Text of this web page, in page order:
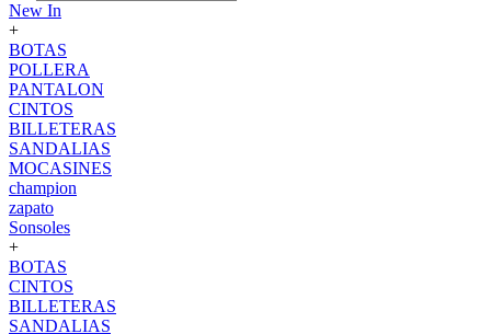
New In
+
BOTAS
POLLERA
PANTALON
CINTOS
BILLETERAS
SANDALIAS
MOCASINES
champion
zapato
Sonsoles
+
BOTAS
CINTOS
BILLETERAS
SANDALIAS